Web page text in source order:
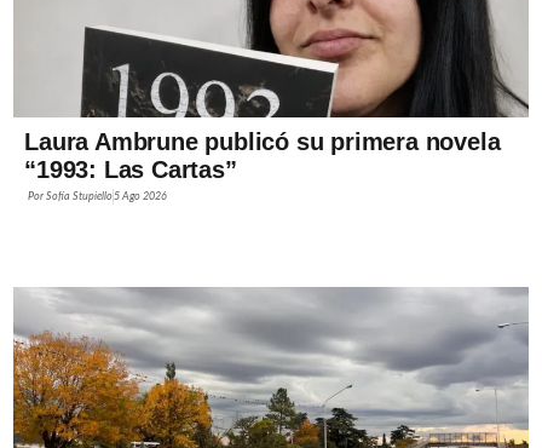
Laura Ambrune publicó su primera novela
“1993: Las Cartas”
PorSofía Stupiello5 Ago 2026